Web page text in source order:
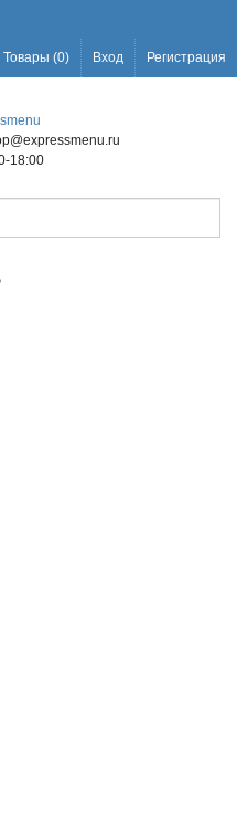
Товары (0) Вход Регистрация
18:00